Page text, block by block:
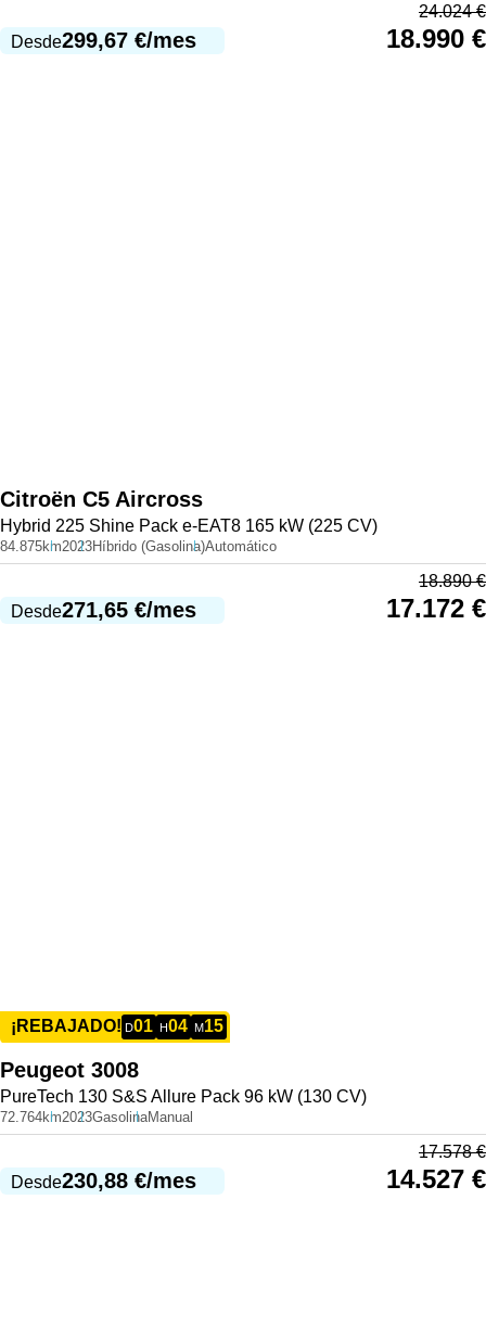
Desde299,67 €/mes
24.024€
18.990 €
Citroën C5 Aircross
Hybrid 225 Shine Pack e-EAT8 165 kW (225 CV)
84.875km2023Híbrido (Gasolina)Automático
Desde271,65 €/mes
18.890€
17.172 €
¡REBAJADO! D01 H04 M15
Peugeot 3008
PureTech 130 S&S Allure Pack 96 kW (130 CV)
72.764km2023GasolinaManual
Desde230,88 €/mes
17.578€
14.527 €